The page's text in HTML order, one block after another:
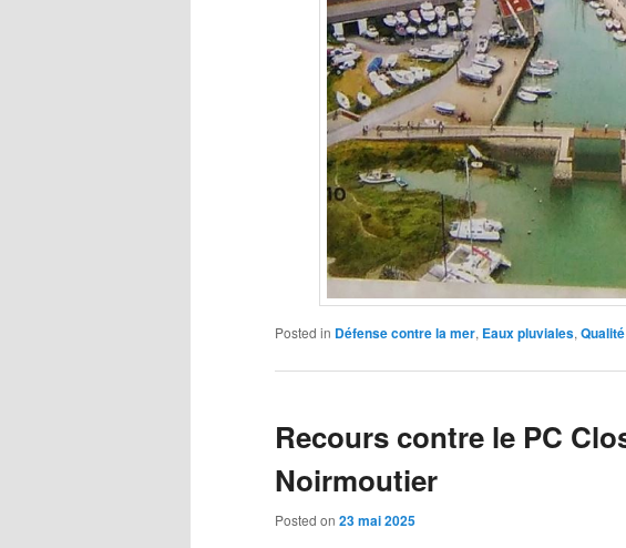
Posted in Défense contre la mer, Eaux pluviales,
Recours contre le PC
Noirmoutier
Posted on 23 mai 2025